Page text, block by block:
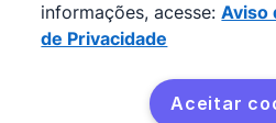
Mapa do site
Aviso de cookies
Preferências de cookies
O Pipedrive é um CRM de
informações, acesse: Aviso
de Privacidade
Aceitar